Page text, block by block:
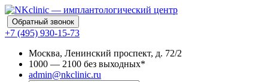
Обратный звонок
+7 (495) 930-15-73
Москва, Ленинский проспект, д. 72/2
1000 — 2100 без выходных*
admin@nkclinic.ru